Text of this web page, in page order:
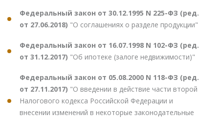
Федеральный закон от 30.12.1995 N 225-ФЗ (ред.
от 27.06.2018) "О соглашениях о разделе продукции"
Федеральный закон от 16.07.1998 N 102-ФЗ (ред.
от 31.12.2017) "Об ипотеке (залоге недвижимости)"
Федеральный закон от 05.08.2000 N 118-ФЗ (ред.
от 27.11.2017) "О введении в действие части второй
Налогового кодекса Российской Федерации и
внесении изменений в некоторые законодательные